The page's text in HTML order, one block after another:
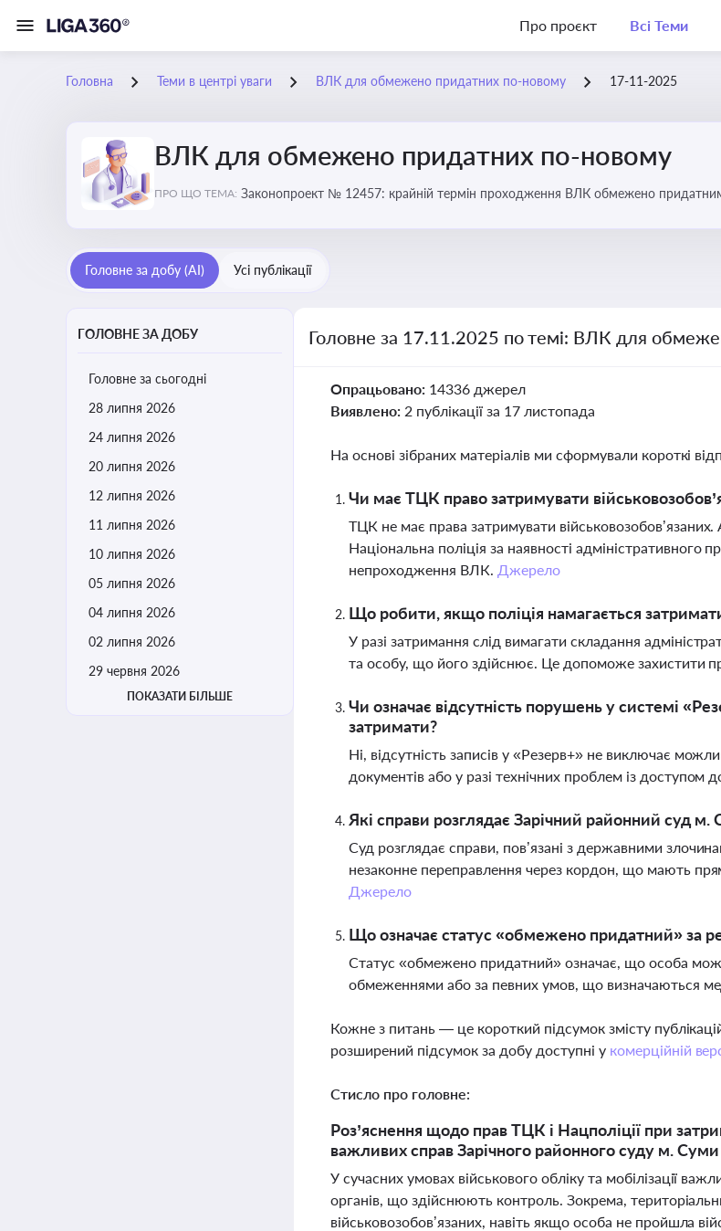
Про проєкт Всі Теми
Головна Теми в центрі уваги ВЛК для обмежено придатних по-новому 17-11-2025
ВЛК для обмежено придатних по-новому
ПРО ЩО ТЕМА: Законопроект № 12457: крайній термін проходження ВЛК обмежено
Головне за добу (AI) Усі публікації
ГОЛОВНЕ ЗА ДОБУ
Головне за сьогодні
28 липня 2026
24 липня 2026
20 липня 2026
12 липня 2026
11 липня 2026
10 липня 2026
05 липня 2026
04 липня 2026
02 липня 2026
29 червня 2026
ПОКАЗАТИ БІЛЬШЕ
Головне за 17.11.2025 по темі: ВЛК для
Опрацьовано: 14336 джерел
Виявлено: 2 публікації за 17 листопада
На основі зібраних матеріалів ми сформували короткі
Чи має ТЦК право затримувати
ТЦК не має права затримувати
Національна поліція за наявності
непроходження ВЛК. Джерело
Що робити, якщо поліція намагається
У разі затримання слід вимагати складання
та особу, що його здійснює. Це допоможе захистити
Чи означає відсутність порушень у системі
затримати?
Ні, відсутність записів у «Резерв+» не виключає
документів або у разі технічних проблем із доступом
Які справи розглядає Зарічний районний суд м.
Суд розглядає справи, пов’язані з державними
незаконне переправлення через кордон, що мають
Джерело
Що означає статус «обмежено придатний» за
Статус «обмежено придатний» означає, що особа
обмеженнями або за певних умов, що визначаються
Кожне з питань — це короткий підсумок змісту
розширений підсумок за добу доступні у комерційній
Стисло про головне:
Роз’яснення щодо прав ТЦК і Нацполіції при
важливих справ Зарічного районного суду м.
У сучасних умовах військового обліку та мобілізації
органів, що здійснюють контроль. Зокрема,
військовозобов’язаних, навіть якщо особа не пройшла